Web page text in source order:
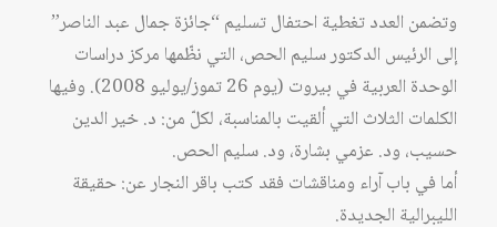
وتضمن العدد تغطية احتفال تسليم “جائزة جمال عبد الناصر”
إلى الرئيس الدكتور سليم الحص، التي نظّمها مركز دراسات
الوحدة العربية في بيروت (يوم 26 تموز/يوليو 2008). وفيها
الكلمات الثلاث التي ألقيت بالمناسبة، لكلّ من: د. خير الدين
حسيب، ود. عزمي بشارة، ود. سليم الحص.
أما في باب آراء ومناقشات فقد كتب باقر النجار عن: حقيقة
الليبرالية الجديدة.